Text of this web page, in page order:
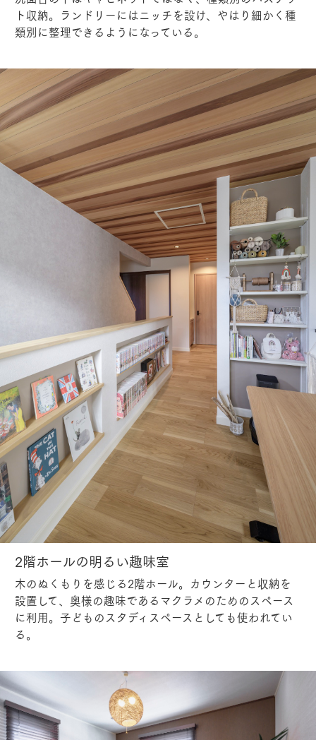
ト収納。ランドリーにはニッチを設け、やはり細かく種
類別に整理できるようになっている。
2階ホールの明るい趣味室
木のぬくもりを感じる2階ホール。カウンターと収納を
設置して、奥様の趣味であるマクラメのためのスペース
に利用。子どものスタディスペースとしても使われてい
る。